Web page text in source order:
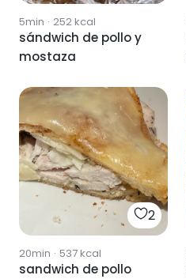
5min · 252kcal
sándwich de pollo y
mostaza
2
20min · 537kcal
sandwich de pollo